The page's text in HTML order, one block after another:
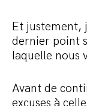
Et justement,
dernier point
laquelle nous
Avant de